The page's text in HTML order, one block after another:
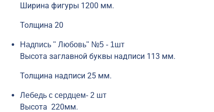
Ширина фигуры 1200 мм.
Толщина 20
Надпись " Любовь" №5 - 1шт
Высота заглавной буквы надписи 113 мм.
Толщина надписи 25 мм.
Лебедь с сердцем- 2 шт
Высота 220мм.